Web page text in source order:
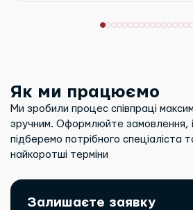
Як ми працюємо
Ми зробили процес співпраці
зручним. Оформлюйте замовлення,
підберемо потрібного спеціаліста
найкоротші терміни
Залишаєте заявку